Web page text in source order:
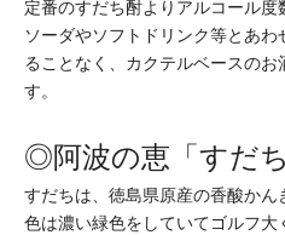
定番のすだち酎よりアルコール度
ソーダやソフトドリンク等とあ
ることなく、カクテルベースのお
す。
◎阿波の恵「すだち
すだちは、徳島県原産の香酸かん
色は濃い緑色をしていてゴルフ大